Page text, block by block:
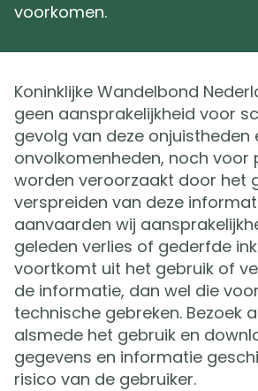
voorkomen.
Koninklijke Wandelbond
geen aansprakelijkheid voor
gevolg van deze onjuistheden
onvolkomenheden, noch voor
worden veroorzaakt door het
verspreiden van deze
aanvaarden wij
geleden verlies of gederfde
voortkomt uit het gebruik of
de informatie, dan wel die
technische gebreken. Bezoek
alsmede het gebruik en
gegevens en informatie
risico van de gebruiker.